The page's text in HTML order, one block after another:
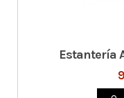
Estantería